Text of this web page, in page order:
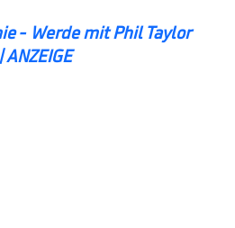
- Werde mit Phil Taylor